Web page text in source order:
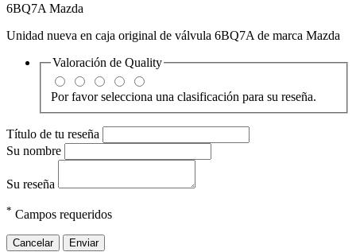
6BQ7A Mazda
Unidad nueva en caja original de válvula 6BQ7A de marca Mazda
Valoración de Quality
Por favor selecciona una clasificación para su reseña.
Título de tu reseña
Su nombre
Su reseña
* Campos requeridos
Cancelar Enviar